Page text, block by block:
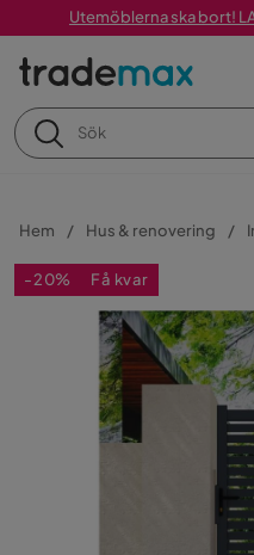
Utemöblerna ska bort!
Hem Hus & renovering
-20% Få kvar